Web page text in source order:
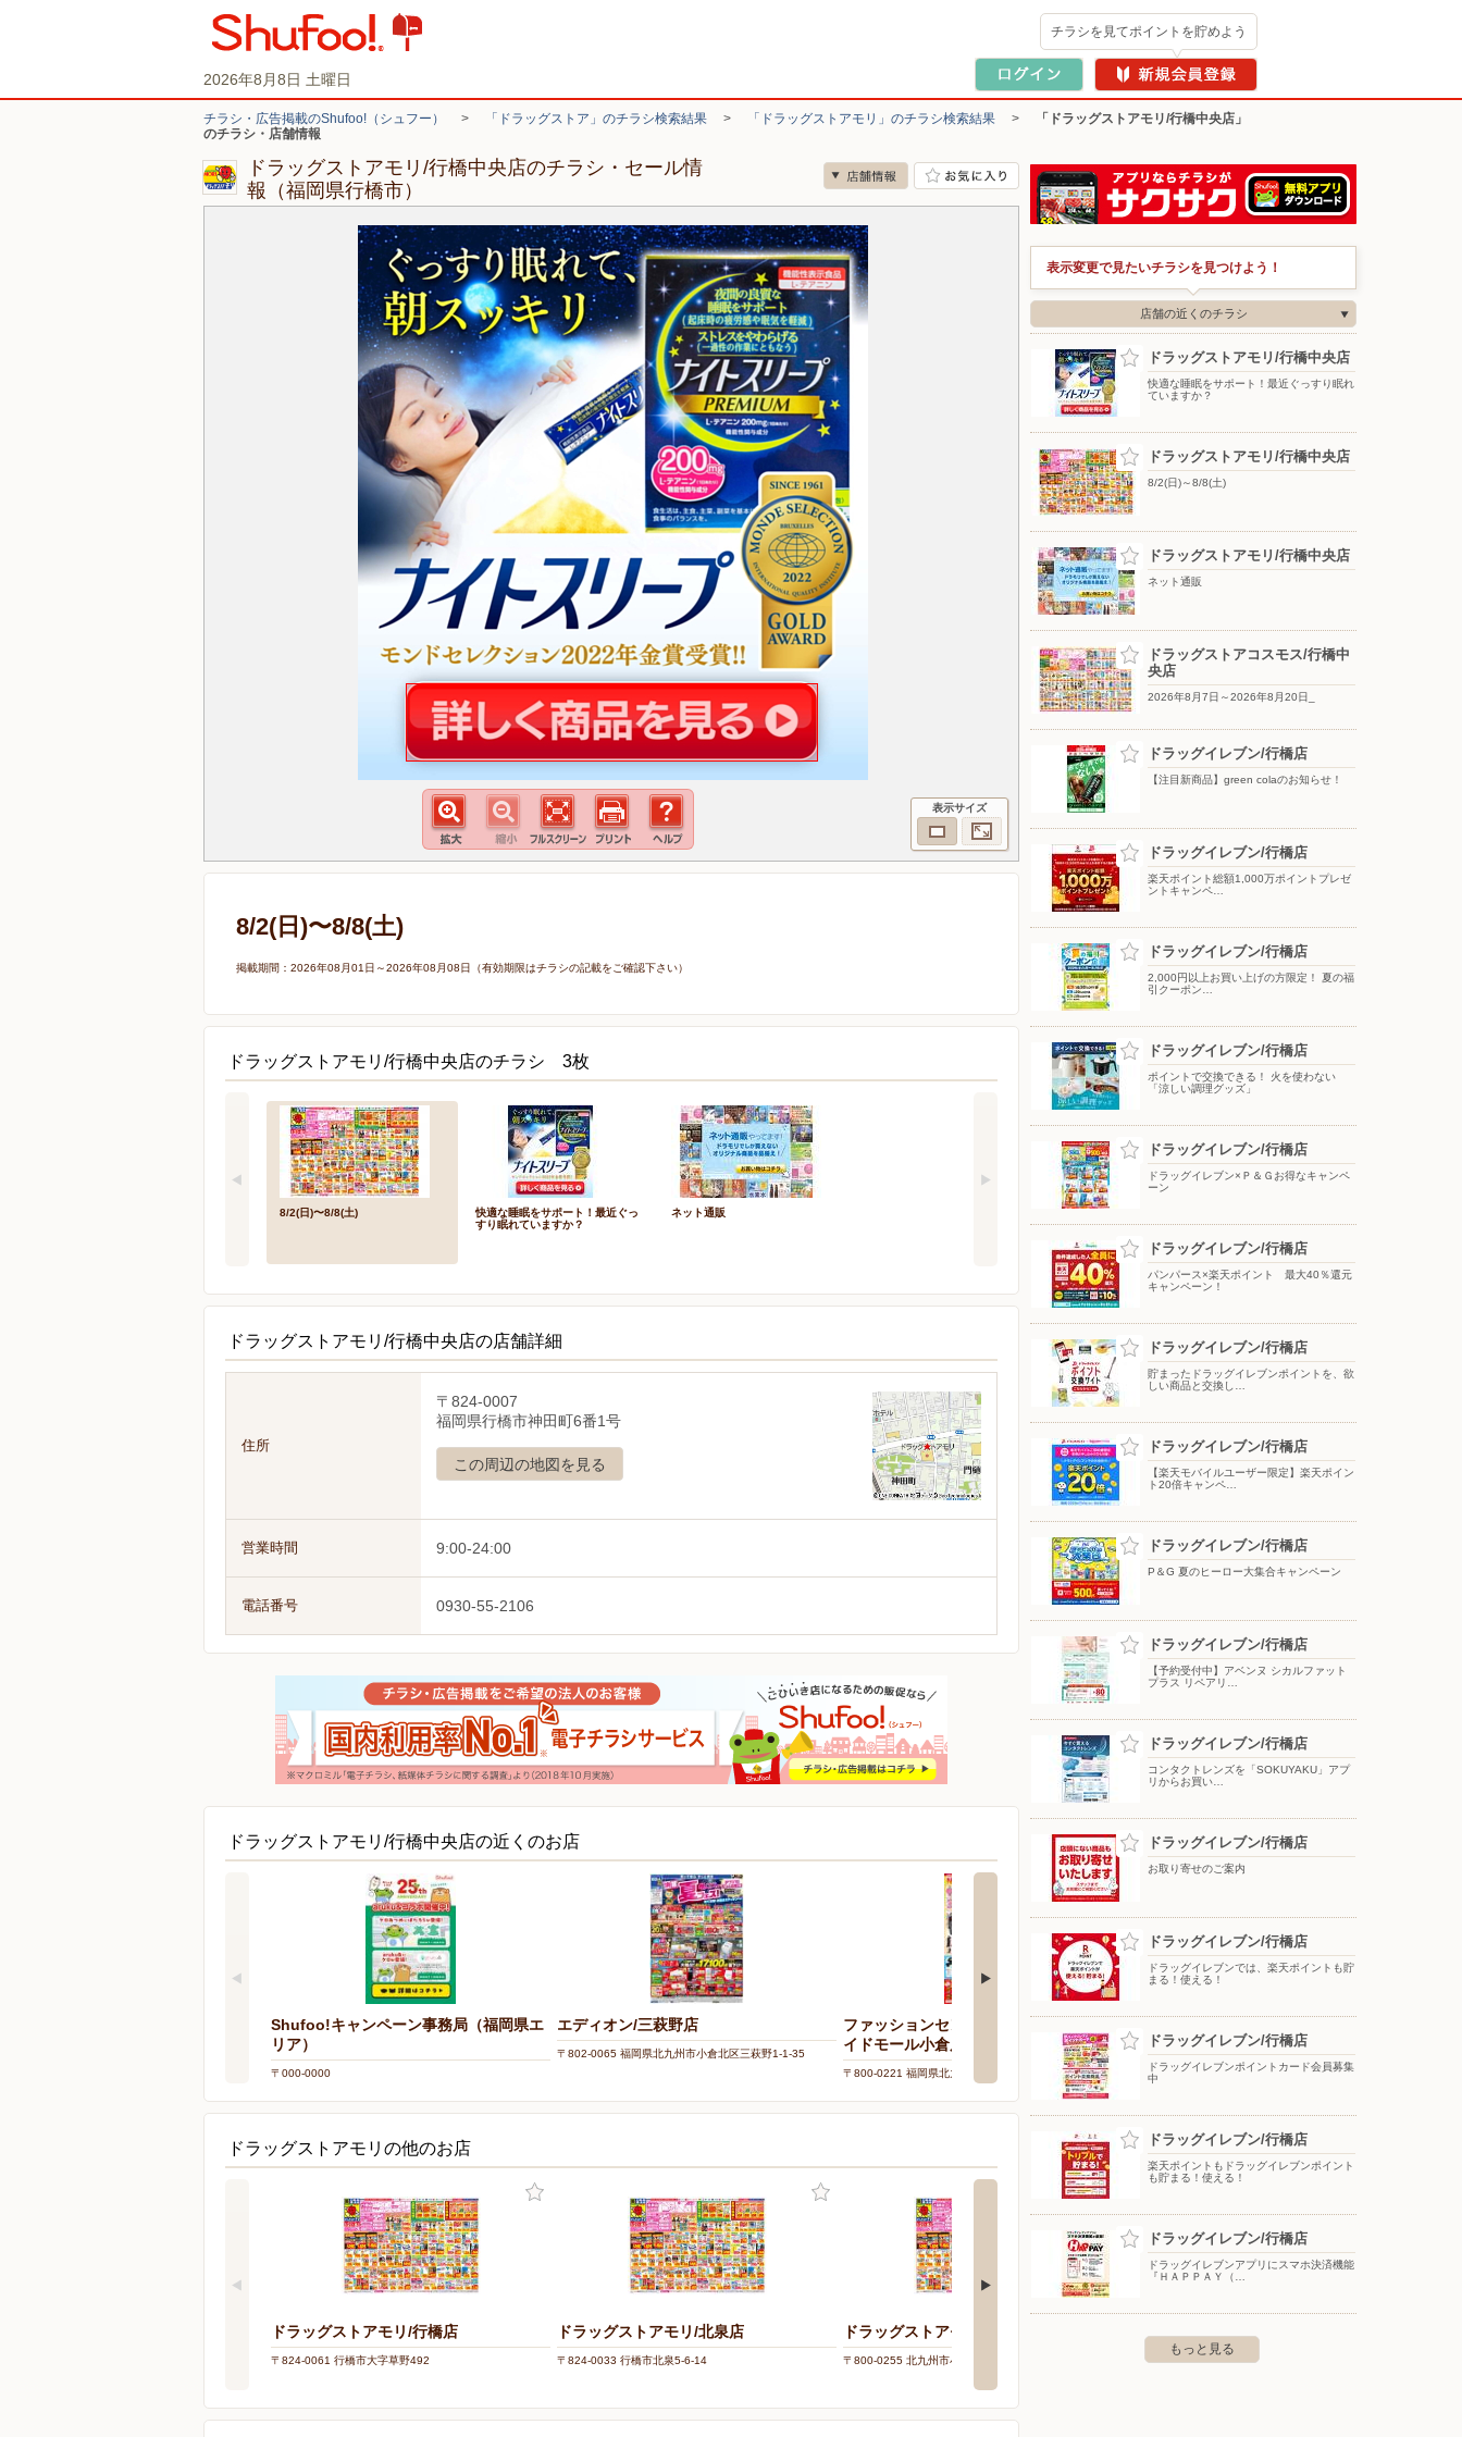
2026年8月8日 土曜日
チラシを見てポイントを貯めよう
チラシ・広告掲載のShufoo!（シュフー） > 「ドラッグストア」のチラシ検索結果 > 「ドラッグストアモリ」のチラシ検索結果 >
「ドラッグストアモリ/行橋中央店」
のチラシ・店舗情報
ドラッグストアモリ/行橋中央店のチラシ・セール情
報（福岡県行橋市）
表示サイズ
8/2(日)〜8/8(土)
掲載期間：2026年08月01日～2026年08月08日（有効期限はチラシの記載をご確認下さい）
ドラッグストアモリ/行橋中央店のチラシ 3枚
8/2(日)〜8/8(土)
快適な睡眠をサポート！最近ぐっ
すり眠れていますか？
ネット通販
ドラッグストアモリ/行橋中央店の店舗詳細
住所
〒824-0007
福岡県行橋市神田町6番1号
この周辺の地図を見る
営業時間 9:00-24:00
電話番号 0930-55-2106
ドラッグストアモリ/行橋中央店の近くのお店
Shufoo!キャンペーン事務局（福岡県エ
リア）
〒000-0000
エディオン/三萩野店
〒802-0065 福岡県北九州市小倉北区三萩野1-1-35
ファッションセンターしまむら/サニーサ
イドモール小倉店
〒800-0221 福岡県北九州市小倉南区下曽根新町10-1
〒824-0038 福岡県行橋市西泉6-1-1
ドラッグストアモリの他のお店
ドラッグストアモリ/行橋店
〒824-0061 行橋市大字草野492
ドラッグストアモリ/北泉店
〒824-0033 行橋市北泉5-6-14
ドラッグストアモリ/上葛原店
〒800-0255 北九州市小倉南区上葛原1-13-30 〒800-0218 北九州市小倉南区沼新町1-2-5
表示変更で見たいチラシを見つけよう！
店舗の近くのチラシ
ドラッグストアモリ/行橋中央店
快適な睡眠をサポート！最近ぐっすり眠れ
ていますか？
ドラッグストアモリ/行橋中央店
8/2(日)～8/8(土)
ドラッグストアモリ/行橋中央店
ネット通販
ドラッグストアコスモス/行橋中
央店
2026年8月7日～2026年8月20日_
ドラッグイレブン/行橋店
【注目新商品】green colaのお知らせ！
ドラッグイレブン/行橋店
楽天ポイント総額1,000万ポイントプレゼ
ントキャンペ…
ドラッグイレブン/行橋店
2,000円以上お買い上げの方限定！ 夏の福
引クーポン…
ドラッグイレブン/行橋店
ポイントで交換できる！ 火を使わない
「涼しい調理グッズ」
ドラッグイレブン/行橋店
ドラッグイレブン×Ｐ＆Ｇお得なキャンペ
ーン
ドラッグイレブン/行橋店
パンパース×楽天ポイント 最大40％還元
キャンペーン！
ドラッグイレブン/行橋店
貯まったドラッグイレブンポイントを、欲
しい商品と交換し…
ドラッグイレブン/行橋店
【楽天モバイルユーザー限定】楽天ポイン
ト20倍キャンペ…
ドラッグイレブン/行橋店
P＆G 夏のヒーロー大集合キャンペーン
ドラッグイレブン/行橋店
【予約受付中】アベンヌ シカルファット
プラス リペアリ…
ドラッグイレブン/行橋店
コンタクトレンズを「SOKUYAKU」アプ
リからお買い…
ドラッグイレブン/行橋店
お取り寄せのご案内
ドラッグイレブン/行橋店
ドラッグイレブンでは、楽天ポイントも貯
まる！使える！
ドラッグイレブン/行橋店
ドラッグイレブンポイントカード会員募集
中
ドラッグイレブン/行橋店
楽天ポイントもドラッグイレブンポイント
も貯まる！使える！
ドラッグイレブン/行橋店
ドラッグイレブンアプリにスマホ決済機能
『ＨＡＰＰＡＹ（…
もっと見る